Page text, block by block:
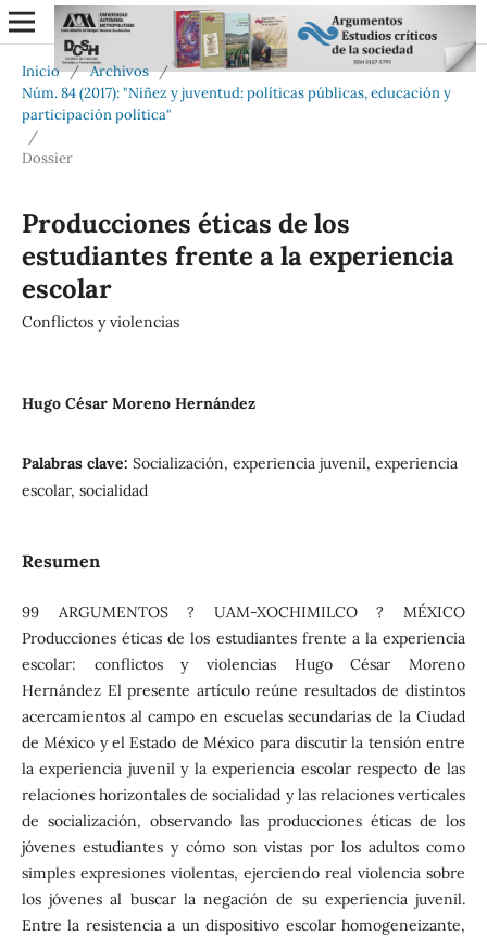
Inicio / Archivos /
Núm. 84 (2017): "Niñez y juventud: políticas públicas, educación y
participación política"
/
Dossier
Producciones éticas de los
estudiantes frente a la experiencia
escolar
Conflictos y violencias
Hugo César Moreno Hernández
Palabras clave: Socialización, experiencia juvenil, experiencia
escolar, socialidad
Resumen
99 ARGUMENTOS ? UAM-XOCHIMILCO ? MÉXICO
Producciones éticas de los estudiantes frente a la experiencia
escolar: conflictos y violencias Hugo César Moreno
Hernández El presente artículo reúne resultados de distintos
acercamientos al campo en escuelas secundarias de la Ciudad
de México y el Estado de México para discutir la tensión entre
la experiencia juvenil y la experiencia escolar respecto de las
relaciones horizontales de socialidad y las relaciones verticales
de socialización, observando las producciones éticas de los
jóvenes estudiantes y cómo son vistas por los adultos como
simples expresiones violentas, ejerciendo real violencia sobre
los jóvenes al buscar la negación de su experiencia juvenil.
Entre la resistencia a un dispositivo escolar homogeneizante,